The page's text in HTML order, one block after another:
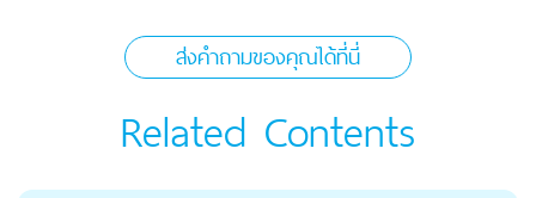
ส่งคำถามของคุณได้ที่นี่
Related Contents